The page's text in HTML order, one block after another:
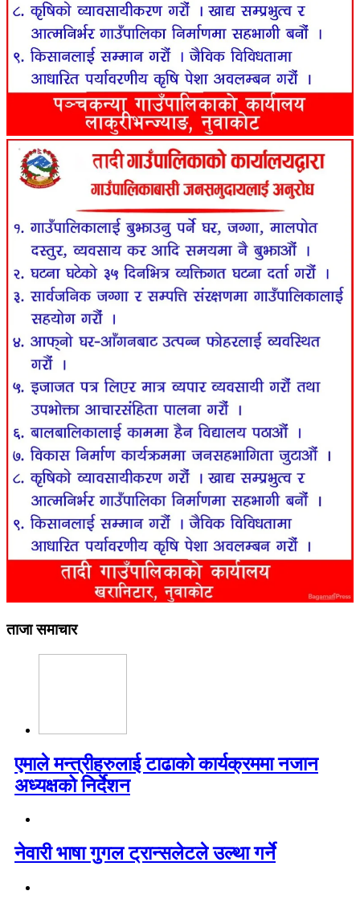
ताजा समाचार
एमाले मन्त्रीहरुलाई टाढाको कार्यक्रममा नजान
अध्यक्षको निर्देशन
नेवारी भाषा गुगल ट्रान्सलेटले उल्था गर्ने